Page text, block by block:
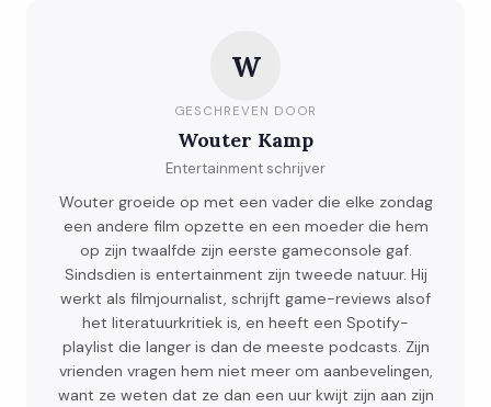
W
GESCHREVEN DOOR
Wouter Kamp
Entertainment schrijver
Wouter groeide op met een vader die elke zondag
een andere film opzette en een moeder die hem
op zijn twaalfde zijn eerste gameconsole gaf.
Sindsdien is entertainment zijn tweede natuur. Hij
werkt als filmjournalist, schrijft game-reviews alsof
het literatuurkritiek is, en heeft een Spotify-
playlist die langer is dan de meeste podcasts. Zijn
vrienden vragen hem niet meer om aanbevelingen,
want ze weten dat ze dan een uur kwijt zijn aan zijn